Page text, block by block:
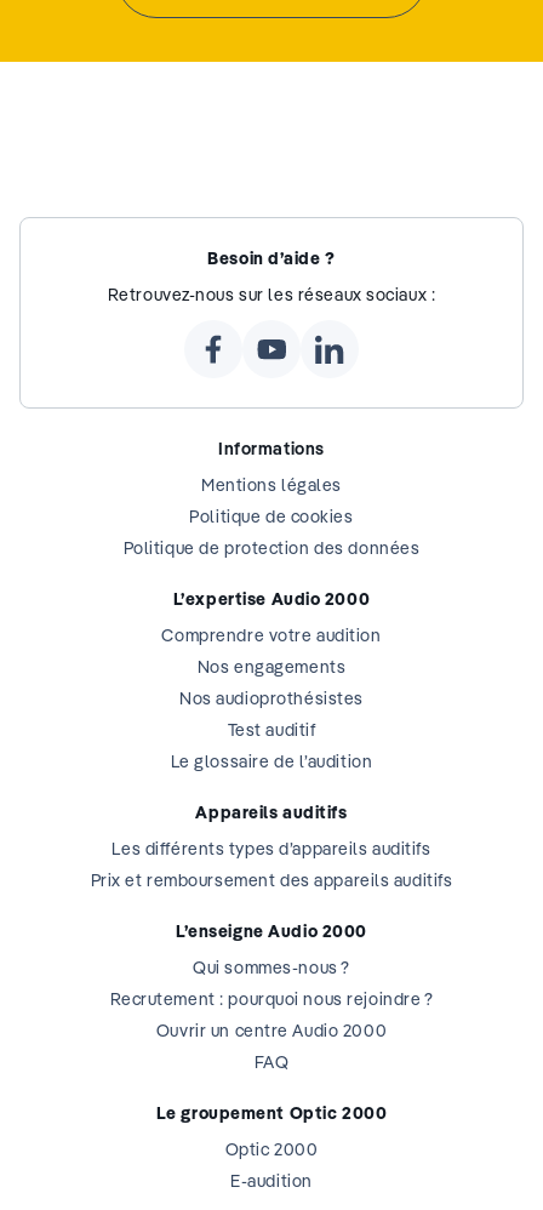
Besoin d’aide ?
Retrouvez-nous sur les réseaux sociaux :
Informations
Mentions légales
Politique de cookies
Politique de protection des données
L’expertise Audio 2000
Comprendre votre audition
Nos engagements
Nos audioprothésistes
Test auditif
Le glossaire de l’audition
Appareils auditifs
Les différents types d’appareils auditifs
Prix et remboursement des appareils auditifs
L’enseigne Audio 2000
Qui sommes-nous ?
Recrutement : pourquoi nous rejoindre ?
Ouvrir un centre Audio 2000
FAQ
Le groupement Optic 2000
Optic 2000
E-audition